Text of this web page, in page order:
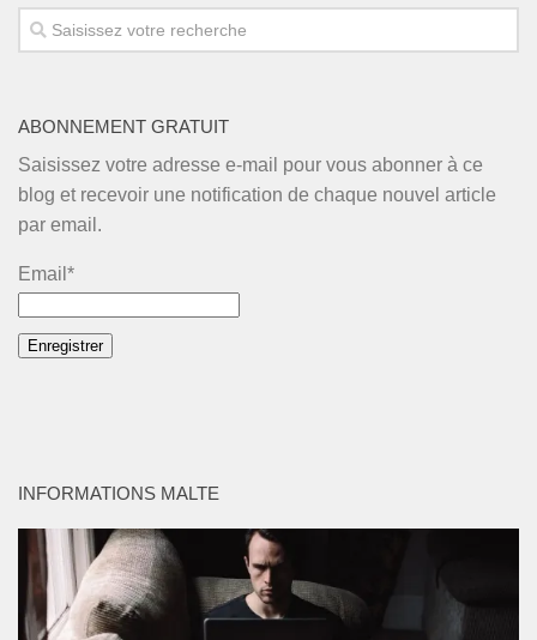
ABONNEMENT GRATUIT
Saisissez votre adresse e-mail pour vous abonner à ce
blog et recevoir une notification de chaque nouvel article
par email.
Email*
INFORMATIONS MALTE